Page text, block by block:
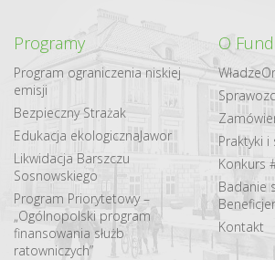
Programy
Program ograniczenia niskiej
emisji
Bezpieczny Strażak
Edukacja ekologicznaJawor
Likwidacja Barszczu
Sosnowskiego
Program Priorytetowy –
„Ogólnopolski program
finansowania służb
ratowniczych”
O
Władze
Praktyki i
Konkurs
Badanie
Kontakt